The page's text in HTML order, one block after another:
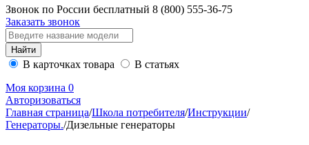
Звонок по России бесплатный 8 (800) 555-36-75
Заказать звонок
В карточках товара
В статьях
Моя корзина 0
Авторизоваться
Главная страница/Школа потребителя/Инструкции/
Генераторы./Дизельные генераторы